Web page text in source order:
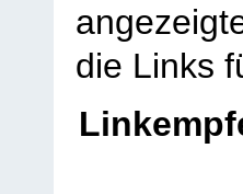
die Links